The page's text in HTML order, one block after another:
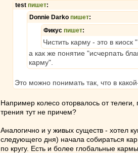
test пишет:
Donnie Darko пишет:
Фикус пишет:
Чистить карму - это в киоск
а как же понятие "исчерпать
карму".
Это можно понимать так, что в
Например колесо оторвалось от
трения тут не причем?
Аналогично и у живых существ - хотел
следующего дня) начала собираться
по кругу. Есть и более глобальные